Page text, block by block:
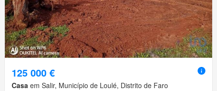
125 000 €
Casa em Salir, Município de Loulé, Distrito de Faro